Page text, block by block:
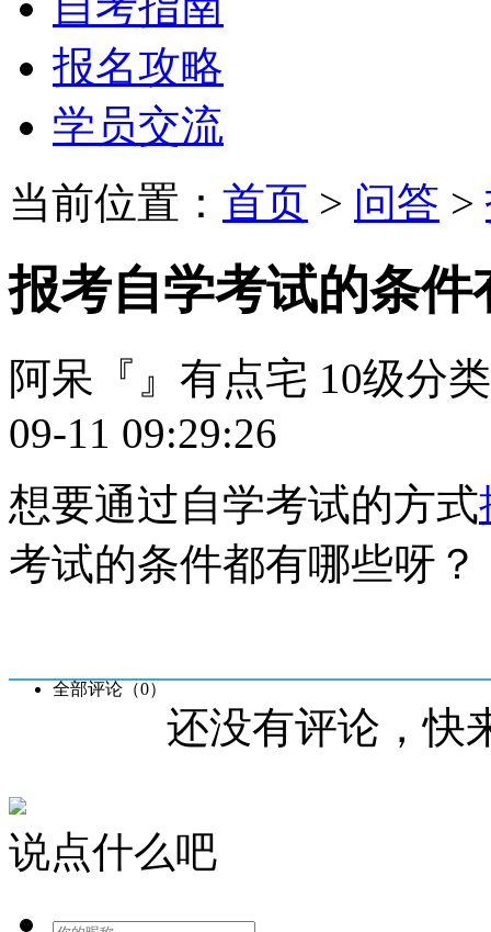
报名攻略
学员交流
当前位置： 首页 > 问答 >
报考自学考试的条件
阿呆『』有点宅 10级分
09-11 09:29:26
想要通过自学考试的方式
考试的条件都有哪些呀？
全部评论（0）
还没有评论，快
说点什么吧